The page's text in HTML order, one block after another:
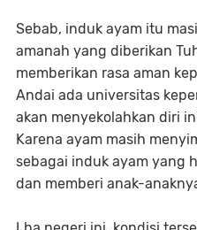
Sebab, induk ayam itu
amanah yang diberikan
memberikan rasa aman
Andai ada universitas
akan menyekolahkan diri
Karena ayam masih
sebagai induk ayam yang
dan memberi anak-